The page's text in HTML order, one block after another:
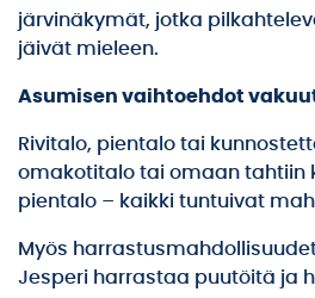
järvinäkymät, jotka
jäivät mieleen.
Asumisen vaihtoehdot
Rivitalo, pientalo tai
omakotitalo tai omaan tahtiin
pientalo – kaikki tuntuivat
Myös
Jesperi harrastaa puutöitä ja